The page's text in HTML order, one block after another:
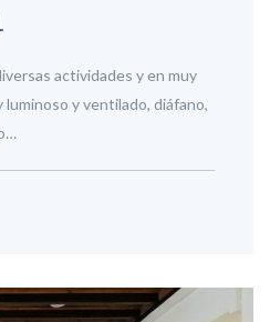
actividades y en muy
y ventilado, diáfano,